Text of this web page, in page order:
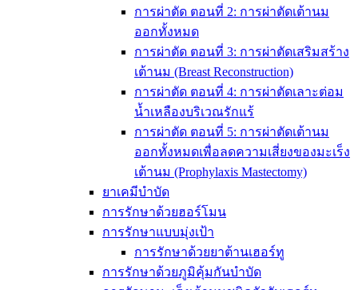
การผ่าตัด ตอนที่ 2: การผ่าตัดเต้านม
ออกทั้งหมด
การผ่าตัด ตอนที่ 3: การผ่าตัดเสริมสร้าง
เต้านม (Breast Reconstruction)
การผ่าตัด ตอนที่ 4: การผ่าตัดเลาะต่อม
น้ำเหลืองบริเวณรักแร้
การผ่าตัด ตอนที่ 5: การผ่าตัดเต้านม
ออกทั้งหมดเพื่อลดความเสี่ยงของมะเร็ง
เต้านม (Prophylaxis Mastectomy)
ยาเคมีบำบัด
การรักษาด้วยฮอร์โมน
การรักษาแบบมุ่งเป้า
การรักษาด้วยยาต้านเฮอร์ทู
การรักษาด้วยภูมิคุ้มกันบำบัด